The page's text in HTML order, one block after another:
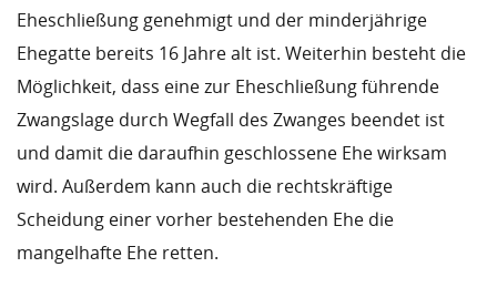
Eheschließung genehmigt und der minderjährige
Ehegatte bereits 16 Jahre alt ist. Weiterhin besteht die
Möglichkeit, dass eine zur Eheschließung führende
Zwangslage durch Wegfall des Zwanges beendet ist
und damit die daraufhin geschlossene Ehe wirksam
wird. Außerdem kann auch die rechtskräftige
Scheidung einer vorher bestehenden Ehe die
mangelhafte Ehe retten.